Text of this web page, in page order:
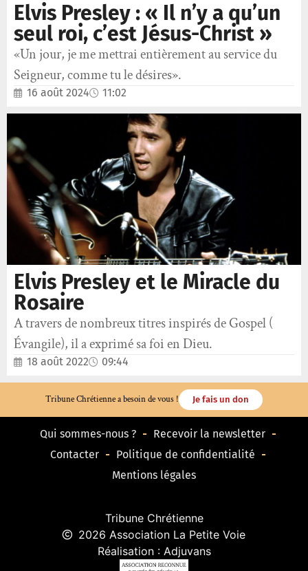
Elvis Presley : « Il n’y a qu’un
seul roi, c’est Jésus-Christ »
«Un jour, je me mettrai entièrement au service du
Seigneur, comme tu le désires».
16 août 2024 11:02
Elvis Presley et le Miracle du
Rosaire
A travers de nombreux titres inspirés de Gospel (
Évangile), il a exprimé sa foi en Dieu.
18 août 2022 09:44
Tribune Chrétienne a besoin de vous ! Je fais un don
Qui sommes-nous ?
Recevoir la newsletter
Contacter
Politique de confidentialité
Mentions légales
Tribune Chrétienne
2026 Association La Petite Voie
Réalisation : Adjuvans